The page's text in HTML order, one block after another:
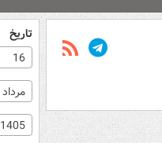
تاریخ
16
مرداد
1405